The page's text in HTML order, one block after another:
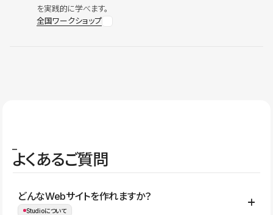
を実践的に学べます。
全国ワークショップ
よくあるご質問
どんなWebサイトを作れますか？
Studioについて